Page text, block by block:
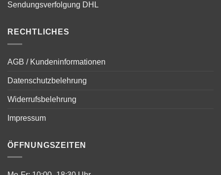
Sendungsverfolgung DHL
RECHTLICHES
AGB / Kundeninformationen
Datenschutzbelehrung
Widerrufsbelehrung
Impressum
ÖFFNUNGSZEITEN